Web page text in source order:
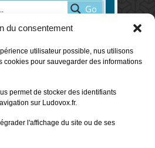
du consentement
utilisateur possible, nus utilisons
cookies pour sauvegarder des informations
permet de stocker des identifiants
sur Ludovox.fr.
l'affichage du site ou de ses
Go
un compte